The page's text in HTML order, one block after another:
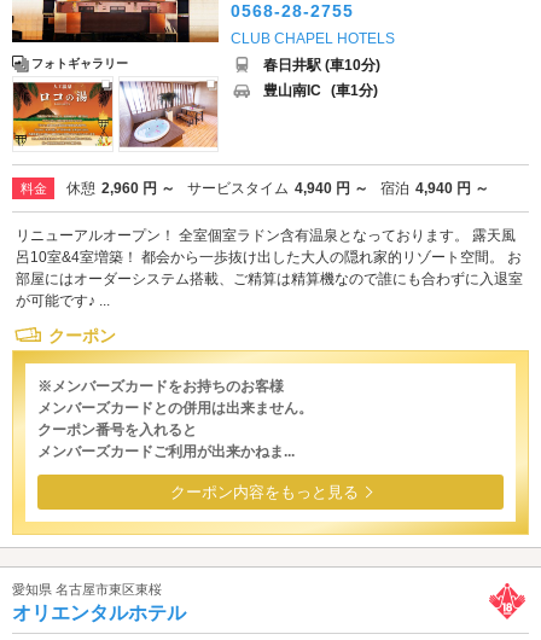
フォトギャラリー
0568-28-2755
CLUB CHAPEL HOTELS
春日井駅 (車10分)
豊山南IC (車1分)
料金 休憩 2,960 円 ～ サービスタイム 4,940 円 ～ 宿泊 4,940 円 ～
リニューアルオープン！ 全室個室ラドン含有温泉となっております。 露天風
呂10室&4室増築！ 都会から一歩抜け出した大人の隠れ家的リゾート空間。 お
部屋にはオーダーシステム搭載、ご精算は精算機なので誰にも合わずに入退室
が可能です♪ ...
クーポン
※メンバーズカードをお持ちのお客様
メンバーズカードとの併用は出来ません。
クーポン番号を入れると
メンバーズカードご利用が出来かねま...
クーポン内容をもっと見る
愛知県 名古屋市東区東桜
オリエンタルホテル